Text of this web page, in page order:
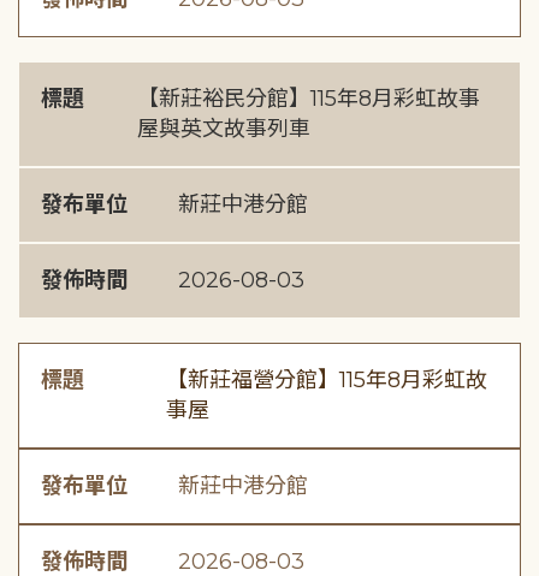
標題
【新莊裕民分館】115年8月彩虹故事
屋與英文故事列車
發布單位 新莊中港分館
發佈時間 2026-08-03
標題
【新莊福營分館】115年8月彩虹故
事屋
發布單位 新莊中港分館
發佈時間 2026-08-03